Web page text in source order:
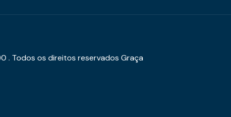
. Todos os direitos reservados Graça